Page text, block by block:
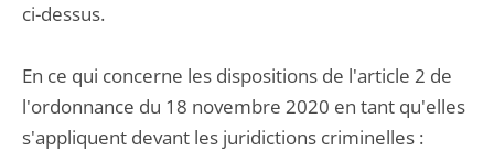
ci-dessus.
En ce qui concerne les dispositions de l'article 2 de
l'ordonnance du 18 novembre 2020 en tant qu'elles
s'appliquent devant les juridictions criminelles :